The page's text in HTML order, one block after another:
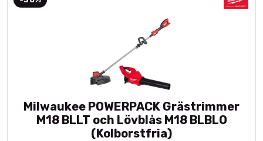
Milwaukee POWERPACK Grästrimmer
M18 BLLT och Lövblås M18 BLBLO
(Kolborstfria)